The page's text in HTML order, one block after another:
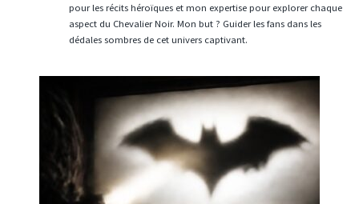
pour les récits héroïques et mon expertise pour explorer chaque
aspect du Chevalier Noir. Mon but ? Guider les fans dans les
dédales sombres de cet univers captivant.